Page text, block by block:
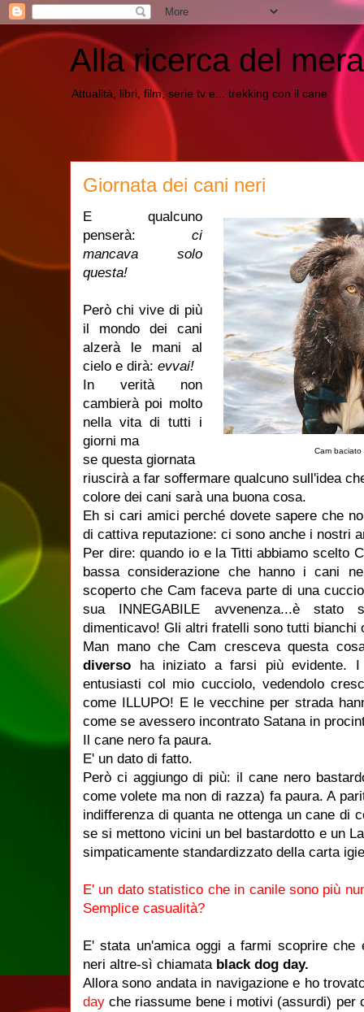
Alla ricerca del
Attualità, libri, film, serie tv e... trekking con il cane
Giornata dei cani neri
Cam baciato
E qualcuno
penserà: ci
mancava solo
questa!
Però chi vive di più
il mondo dei cani
alzerà le mani al
cielo e dirà: evvai!
In verità non
cambierà poi molto
nella vita di tutti i
giorni ma
se questa giornata
riuscirà a far soffermare qualcuno sull'idea
colore dei cani sarà una buona cosa.
Eh si cari amici perché dovete sapere che
di cattiva reputazione: ci sono anche i nostri
Per dire: quando io e la Titti abbiamo scelto
bassa considerazione che hanno i cani
scoperto che Cam faceva parte di una
sua INNEGABILE avvenenza...è
dimenticavo! Gli altri fratelli sono tutti bianchi
Man mano che Cam cresceva questa
diverso ha iniziato a farsi più evidente. I
entusiasti col mio cucciolo, vedendolo
come ILLUPO! E le vecchine per strada
come se avessero incontrato Satana in
Il cane nero fa paura.
E' un dato di fatto.
Però ci aggiungo di più: il cane nero
come volete ma non di razza) fa paura. A
indifferenza di quanta ne ottenga un cane di
se si mettono vicini un bel bastardotto e un
simpaticamente standardizzato della carta
E' un dato statistico che in canile sono più
Semplice casualità?
E' stata un'amica oggi a farmi scoprire che
neri altre-sì chiamata black dog day.
Allora sono andata in navigazione e ho
day che riassume bene i motivi (assurdi) per